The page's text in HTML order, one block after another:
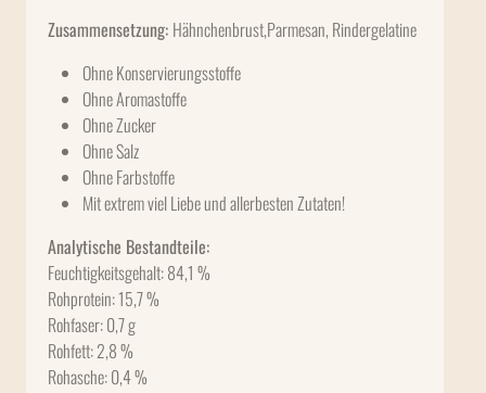
Zusammensetzung: Hähnchenbrust,Parmesan, Rindergelatine
Ohne Konservierungsstoffe
Ohne Aromastoffe
Ohne Zucker
Ohne Salz
Ohne Farbstoffe
Mit extrem viel Liebe und allerbesten Zutaten!
Analytische Bestandteile:
Feuchtigkeitsgehalt: 84,1 %
Rohprotein: 15,7 %
Rohfaser: 0,7 g
Rohfett: 2,8 %
Rohasche: 0,4 %